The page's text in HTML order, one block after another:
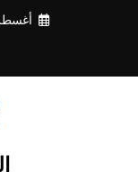
أغسطس 7,